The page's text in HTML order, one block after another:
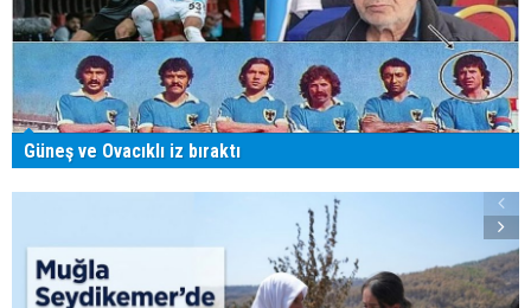
Güneş ve Ovacıklı iz bıraktı